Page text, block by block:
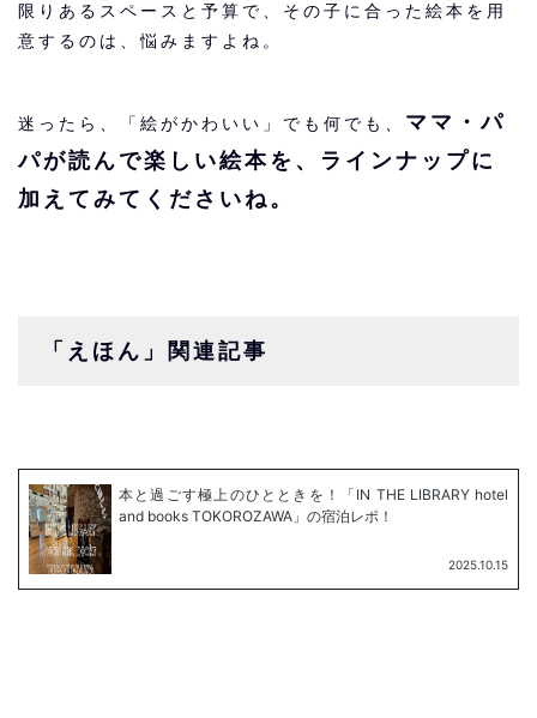
限りあるスペースと予算で、その子に合った絵本を用
意するのは、悩みますよね。
迷ったら、「絵がかわいい」でも何でも、 ママ・パ
パが読んで楽しい絵本を、ラインナップに
加えてみてくださいね。
「えほん」関連記事